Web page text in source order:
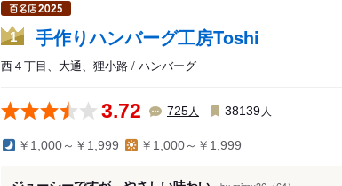
1 手作りハンバーグ工房Toshi
西４丁目、大通、狸小路 / ハンバーグ
3.72 725人 38139 人
￥1,000～￥1,999 ￥1,000～￥1,999